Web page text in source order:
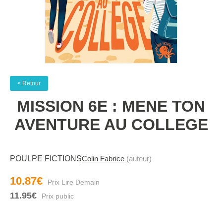
< Retour
MISSION 6E : MENE TON
AVENTURE AU COLLEGE
POULPE FICTIONSColin Fabrice (auteur)
10.87€
11.95€